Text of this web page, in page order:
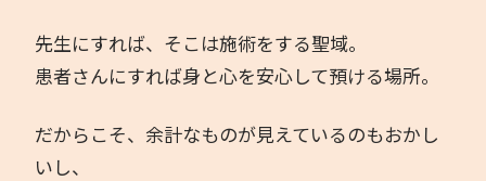
先生にすれば、そこは施術をする聖域。
患者さんにすれば身と心を安心して預ける場所。
だからこそ、余計なものが見えているのもおかし
いし、